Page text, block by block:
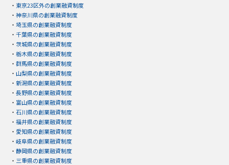
・ 東京23区外の創業融資制度
・ 神奈川県の創業融資制度
・ 埼玉県の創業融資制度
・ 千葉県の創業融資制度
・ 茨城県の創業融資制度
・ 栃木県の創業融資制度
・ 群馬県の創業融資制度
・ 山梨県の創業融資制度
・ 新潟県の創業融資制度
・ 長野県の創業融資制度
・ 富山県の創業融資制度
・ 石川県の創業融資制度
・ 福井県の創業融資制度
・ 愛知県の創業融資制度
・ 岐阜県の創業融資制度
・ 静岡県の創業融資制度
・ 三重県の創業融資制度